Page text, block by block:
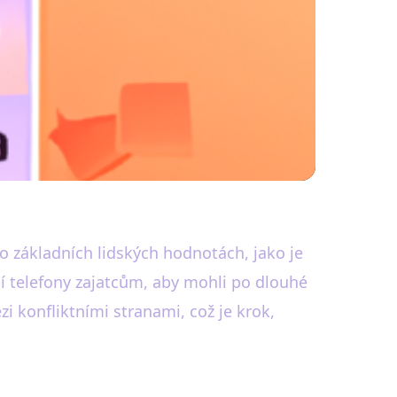
v Konfliktu
základních lidských hodnotách, jako je
telefony zajatcům, aby mohli po dlouhé
konfliktními stranami, což je krok,